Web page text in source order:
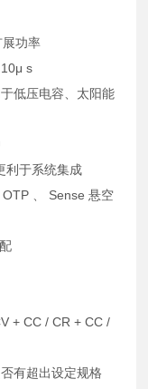
展功率
s
低压电容、太阳能
利于系统集成
OTP 、 Sense 悬空
+ CC / CR + CC /
有超出设定规格